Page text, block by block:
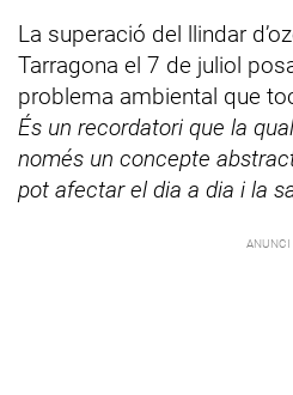
La superació del llindar
Tarragona el 7 de juliol
problema ambiental que
És un recordatori que la
només un concepte
pot afectar el dia a dia i la